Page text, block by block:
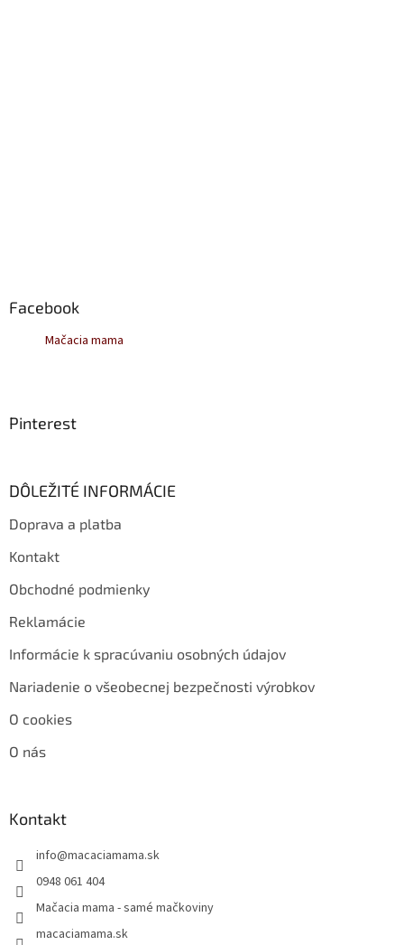
Facebook
Mačacia mama
Pinterest
DÔLEŽITÉ INFORMÁCIE
Doprava a platba
Kontakt
Obchodné podmienky
Reklamácie
Informácie k spracúvaniu osobných údajov
Nariadenie o všeobecnej bezpečnosti výrobkov
O cookies
O nás
Kontakt
info@macaciamama.sk
0948 061 404
Mačacia mama - samé mačkoviny
macaciamama.sk